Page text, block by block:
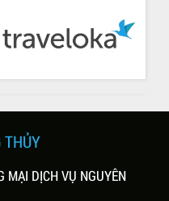
03/2021
phong thủy thì nước
sự thịnh vượng, giàu
MẠI DỊCH VỤ NGUYÊN